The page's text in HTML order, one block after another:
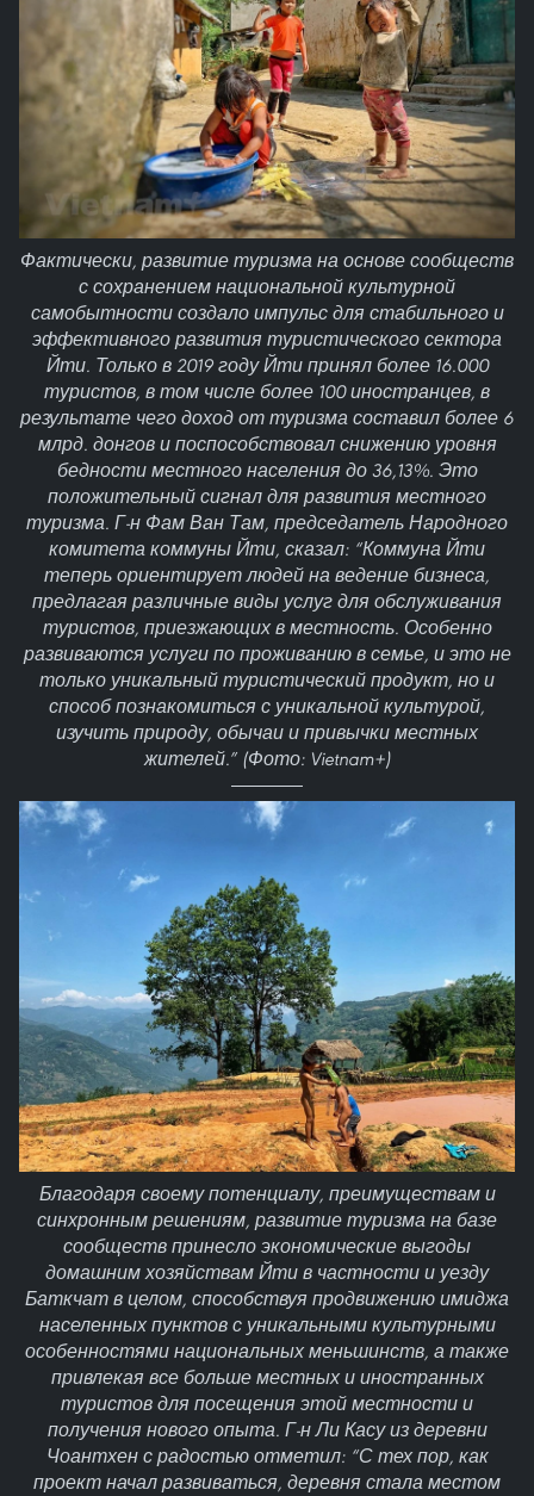
Фактически, развитие туризма на основе сообществ
с сохранением национальной культурной
самобытности создало импульс для стабильного и
эффективного развития туристического сектора
Йти. Только в 2019 году Йти принял более 16.000
туристов, в том числе более 100 иностранцев, в
результате чего доход от туризма составил более 6
млрд. донгов и поспособствовал снижению уровня
бедности местного населения до 36,13%. Это
положительный сигнал для развития местного
туризма. Г-н Фам Ван Там, председатель Народного
комитета коммуны Йти, сказал: “Коммуна Йти
теперь ориентирует людей на ведение бизнеса,
предлагая различные виды услуг для обслуживания
туристов, приезжающих в местность. Особенно
развиваются услуги по проживанию в семье, и это не
только уникальный туристический продукт, но и
способ познакомиться с уникальной культурой,
изучить природу, обычаи и привычки местных
жителей.” (Фото: Vietnam+)
Благодаря своему потенциалу, преимуществам и
синхронным решениям, развитие туризма на базе
сообществ принесло экономические выгоды
домашним хозяйствам Йти в частности и уезду
Баткчат в целом, способствуя продвижению имиджа
населенных пунктов с уникальными культурными
особенностями национальных меньшинств, а также
привлекая все больше местных и иностранных
туристов для посещения этой местности и
получения нового опыта. Г-н Ли Касу из деревни
Чоантхен с радостью отметил: “С тех пор, как
проект начал развиваться, деревня стала местом